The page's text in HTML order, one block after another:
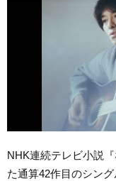
NHK連続テレビ小説
た通算42作目のシング